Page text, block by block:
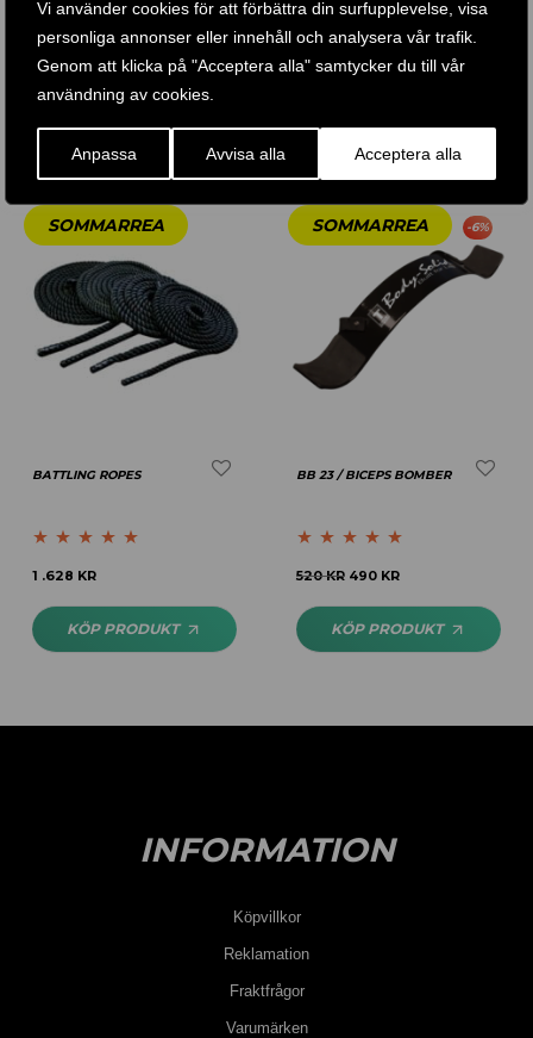
Vi använder cookies för att förbättra din surfupplevelse, visa
personliga annonser eller innehåll och analysera vår trafik.
Genom att klicka på "Acceptera alla" samtycker du till vår
användning av cookies.
Anpassa Avvisa alla Acceptera alla
Betygsatt4.61
av 5
170KR– 290KR
KÖP PRODUKT
Betygsatt
165KR
KÖP PRODUKT
BATTLING ROPES
Betygsatt
1 .628 KR
KÖP PRODUKT
-6%
BB 23 / BICEPS BOMBER
Betygsatt5.00
520KR 490 KR
KÖP PRODUKT
INFORMATION
Köpvillkor
Reklamation
Fraktfrågor
Varumärken